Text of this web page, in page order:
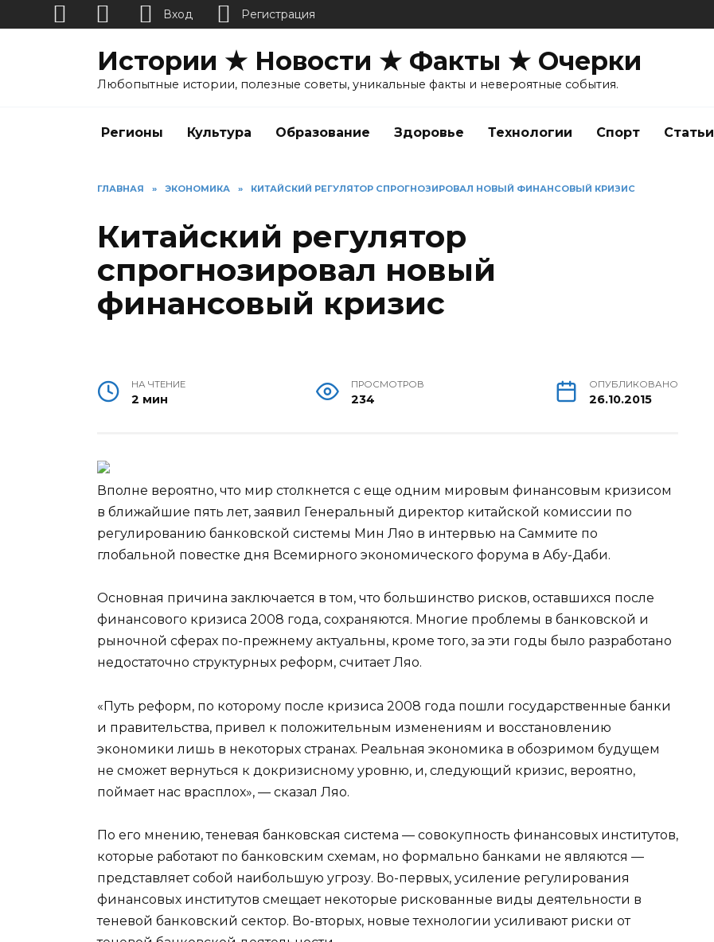
Истории ★ Новости ★ Факты ★ Очерки
Любопытные истории, полезные советы, уникальные факты и невероятные события.
Регионы Культура Образование Здоровье Технологии Спорт Статьи
ГЛАВНАЯ » ЭКОНОМИКА » КИТАЙСКИЙ РЕГУЛЯТОР СПРОГНОЗИРОВАЛ НОВЫЙ ФИНАНСОВЫЙ КРИЗИС
Китайский регулятор
спрогнозировал новый
финансовый кризис
НА ЧТЕНИЕ
2 мин
ПРОСМОТРОВ
234
ОПУБЛИКОВАНО
26.10.2015
Вполне вероятно, что мир столкнется с еще одним мировым финансовым кризисом
в ближайшие пять лет, заявил Генеральный директор китайской комиссии по
регулированию банковской системы Мин Ляо в интервью на Саммите по
глобальной повестке дня Всемирного экономического форума в Абу-Даби.
Основная причина заключается в том, что большинство рисков, оставшихся после
финансового кризиса 2008 года, сохраняются. Многие проблемы в банковской и
рыночной сферах по-прежнему актуальны, кроме того, за эти годы было разработано
недостаточно структурных реформ, считает Ляо.
«Путь реформ, по которому после кризиса 2008 года пошли государственные банки
и правительства, привел к положительным изменениям и восстановлению
экономики лишь в некоторых странах. Реальная экономика в обозримом будущем
не сможет вернуться к докризисному уровню, и, следующий кризис, вероятно,
поймает нас врасплох», — сказал Ляо.
По его мнению, теневая банковская система — совокупность финансовых институтов,
которые работают по банковским схемам, но формально банками не являются —
представляет собой наибольшую угрозу. Во-первых, усиление регулирования
финансовых институтов смещает некоторые рискованные виды деятельности в
теневой банковский сектор. Во-вторых, новые технологии усиливают риски от
Вход Регистрация